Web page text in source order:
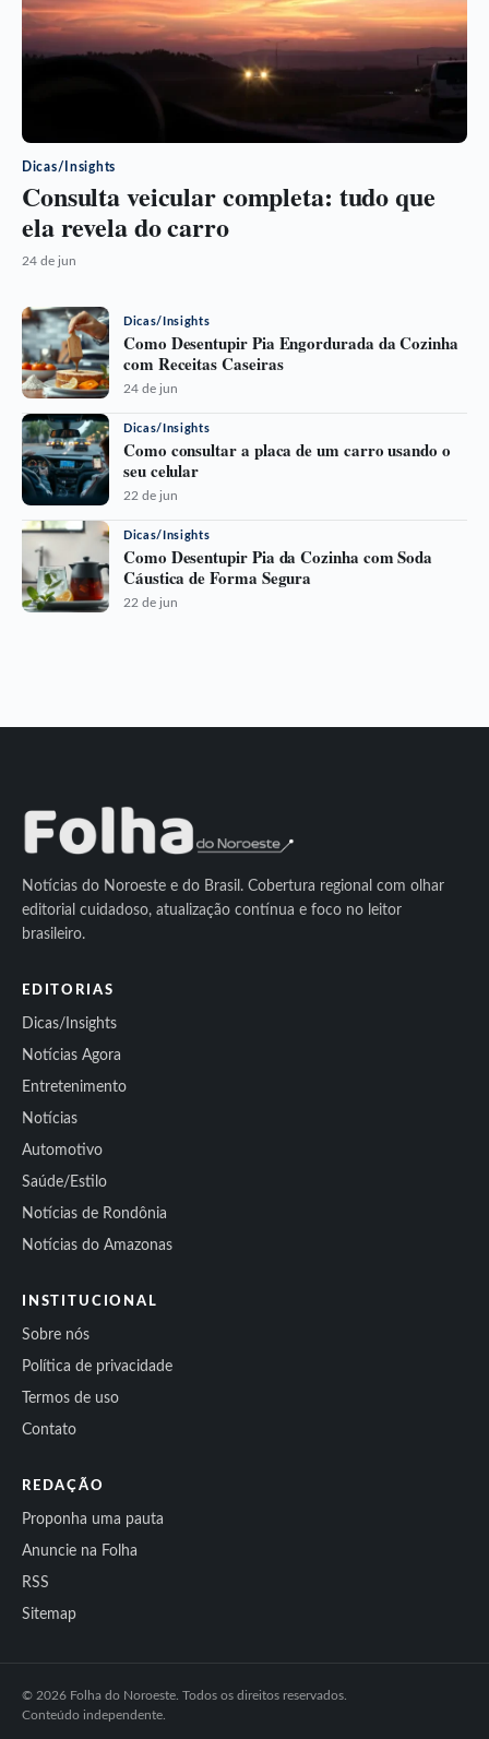
Dicas/Insights
Consulta veicular completa: tudo que
ela revela do carro
24 de jun
Dicas/Insights
Como Desentupir Pia Engordurada da Cozinha
com Receitas Caseiras
24 de jun
Dicas/Insights
Como consultar a placa de um carro usando o
seu celular
22 de jun
Dicas/Insights
Como Desentupir Pia da Cozinha com Soda
Cáustica de Forma Segura
22 de jun
Notícias do Noroeste e do Brasil. Cobertura regional com olhar
editorial cuidadoso, atualização contínua e foco no leitor
brasileiro.
EDITORIAS
Dicas/Insights
Notícias Agora
Entretenimento
Notícias
Automotivo
Saúde/Estilo
Notícias de Rondônia
Notícias do Amazonas
INSTITUCIONAL
Sobre nós
Política de privacidade
Termos de uso
Contato
REDAÇÃO
Proponha uma pauta
Anuncie na Folha
RSS
Sitemap
© 2026 Folha do Noroeste. Todos os direitos reservados.
Conteúdo independente.